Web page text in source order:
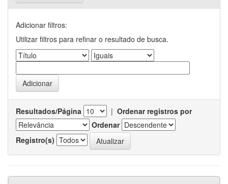
Adicionar filtros:
Utilizar filtros para refinar o resultado de busca.
Resultados/Página | Ordenar registros por
Ordenar
Registro(s)